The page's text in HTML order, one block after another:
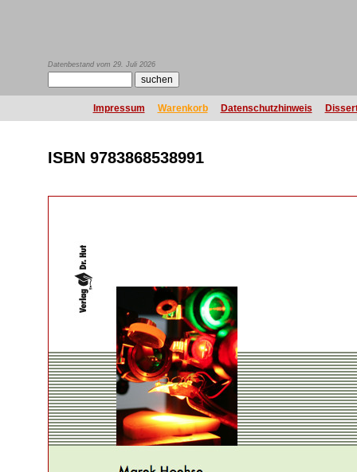
Datenbestand vom 29. Juli 2026
Impressum Warenkorb Datenschutzhinweis
ISBN 9783868538991